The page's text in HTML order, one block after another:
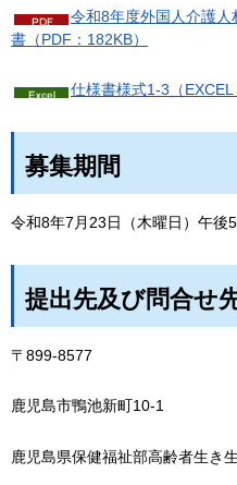
令和8年度外国人介護
書（PDF：182KB）
仕様書様式1-3（EXCEL
募集期間
令和8年7月23日（木曜日）午後
提出先及び問合せ
〒899-8577
鹿児島市鴨池新町10-1
鹿児島県保健福祉部高齢者生き